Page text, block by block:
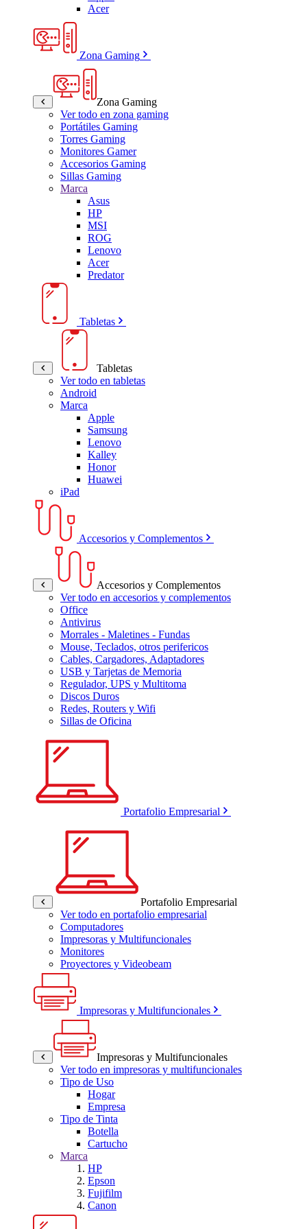
Acer
Zona Gaming
Zona Gaming
Ver todo en zona gaming
Portátiles Gaming
Torres Gaming
Monitores Gamer
Accesorios Gaming
Sillas Gaming
Marca
Asus
HP
MSI
ROG
Lenovo
Acer
Predator
Tabletas
Tabletas
Ver todo en tabletas
Android
Marca
Apple
Samsung
Lenovo
Kalley
Honor
Huawei
iPad
Accesorios y Complementos
Accesorios y Complementos
Ver todo en accesorios y complementos
Office
Antivirus
Morrales - Maletines - Fundas
Mouse, Teclados, otros perifericos
Cables, Cargadores, Adaptadores
USB y Tarjetas de Memoria
Regulador, UPS y Multitoma
Discos Duros
Redes, Routers y Wifi
Sillas de Oficina
Portafolio Empresarial
Portafolio Empresarial
Ver todo en portafolio empresarial
Computadores
Impresoras y Multifuncionales
Monitores
Proyectores y Videobeam
Impresoras y Multifuncionales
Impresoras y Multifuncionales
Ver todo en impresoras y multifuncionales
Tipo de Uso
Hogar
Empresa
Tipo de Tinta
Botella
Cartucho
Marca
HP
Epson
Fujifilm
Canon